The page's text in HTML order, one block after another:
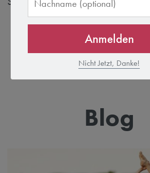
MEHR ÜBER KARIN
Blog
Anmelden
Nicht Jetzt, Danke!